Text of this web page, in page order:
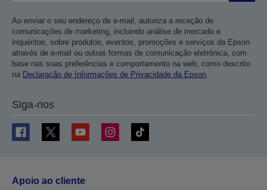
Ao enviar o seu endereço de e-mail, autoriza a receção de
comunicações de marketing, incluindo análise de mercado e
inquéritos, sobre produtos, eventos, promoções e serviços da Epson
através de e-mail ou outras formas de comunicação eletrónica, com
base nas suas preferências e comportamento na web, como descrito
na Declaração de Informações de Privacidade da Epson.
Siga-nos
Apoio ao cliente